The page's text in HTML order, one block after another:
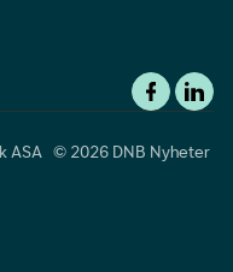
ASA © 2026 DNB Nyheter